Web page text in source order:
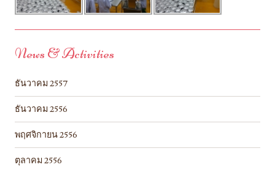
News & Activities
ธันวาคม 2557
ธันวาคม 2556
พฤศจิกายน 2556
ตุลาคม 2556